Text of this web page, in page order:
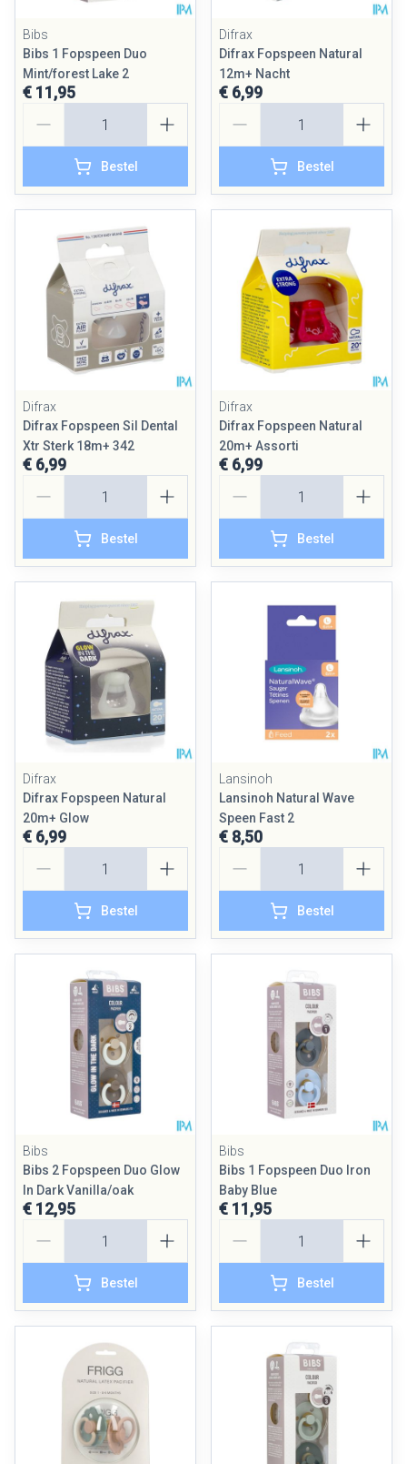
Bibs
Bibs 1 Fopspeen Duo
Mint/forest Lake 2
€ 11,95
Bestel
Difrax
Difrax Fopspeen Natural
12m+ Nacht
€ 6,99
Bestel
Difrax
Difrax Fopspeen Sil Dental
Xtr Sterk 18m+ 342
€ 6,99
Bestel
Difrax
Difrax Fopspeen Natural
20m+ Assorti
€ 6,99
Bestel
Difrax
Difrax Fopspeen Natural
20m+ Glow
€ 6,99
Bestel
Lansinoh
Lansinoh Natural Wave
Speen Fast 2
€ 8,50
Bestel
Bibs
Bibs 2 Fopspeen Duo Glow
In Dark Vanilla/oak
€ 12,95
Bestel
Bibs
Bibs 1 Fopspeen Duo Iron
Baby Blue
€ 11,95
Bestel